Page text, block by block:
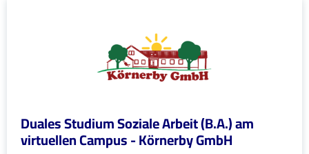
Duales Studium Soziale Arbeit (B.A.) am
virtuellen Campus - Körnerby GmbH